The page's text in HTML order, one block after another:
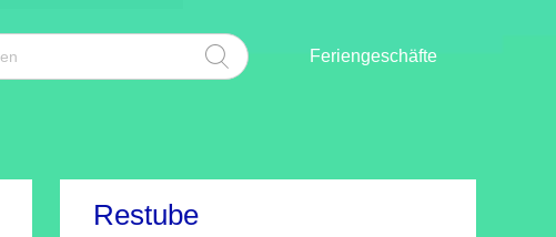
Feriengeschäfte
Restube